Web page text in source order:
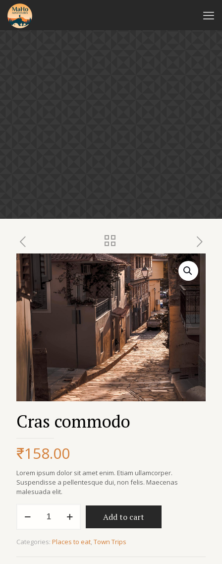
Cras commodo
₹158.00
Lorem ipsum dolor sit amet enim. Etiam ullamcorper.
Suspendisse a pellentesque dui, non felis. Maecenas
malesuada elit.
Add to cart
Categories: Places to eat, Town Trips